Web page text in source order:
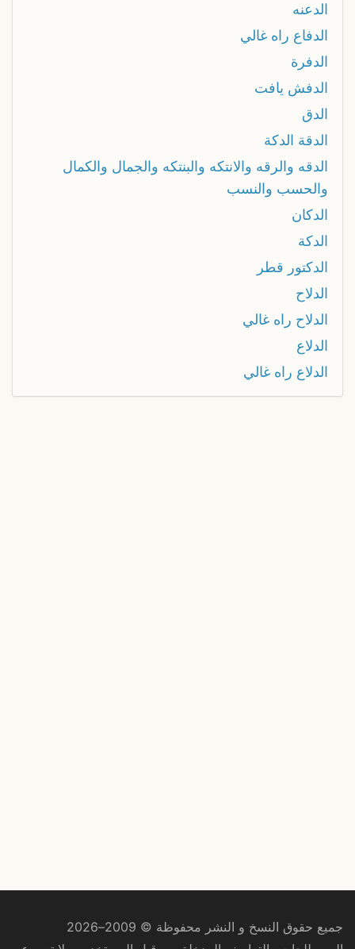
الدعنه
الدفاع راه غالي
الدفرة
الدفش يافت
الدق
الدقة الدكة
الدقه والرقه والانتكه والبنتكه والجمال والكمال
والحسب والنسب
الدكان
الدكة
الدكتور قطر
الدلاح
الدلاح راه غالي
الدلاع
الدلاع راه غالي
جميع حقوق النسخ و النشر محفوظة © 2009–2026